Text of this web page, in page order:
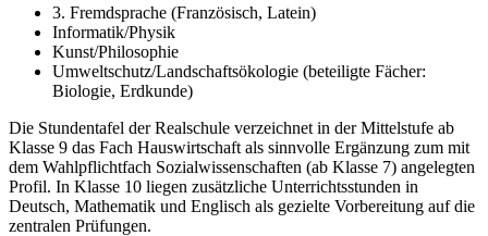
3. Fremdsprache (Französisch, Latein)
Informatik/Physik
Kunst/Philosophie
Umweltschutz/Landschaftsökologie (beteiligte Fächer:
Biologie, Erdkunde)
Die Stundentafel der Realschule verzeichnet in der Mittelstufe ab
Klasse 9 das Fach Hauswirtschaft als sinnvolle Ergänzung zum mit
dem Wahlpflichtfach Sozialwissenschaften (ab Klasse 7) angelegten
Profil. In Klasse 10 liegen zusätzliche Unterrichtsstunden in
Deutsch, Mathematik und Englisch als gezielte Vorbereitung auf die
zentralen Prüfungen.